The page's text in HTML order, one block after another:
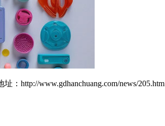
http://www.gdhanchuang.com/news/205.htm